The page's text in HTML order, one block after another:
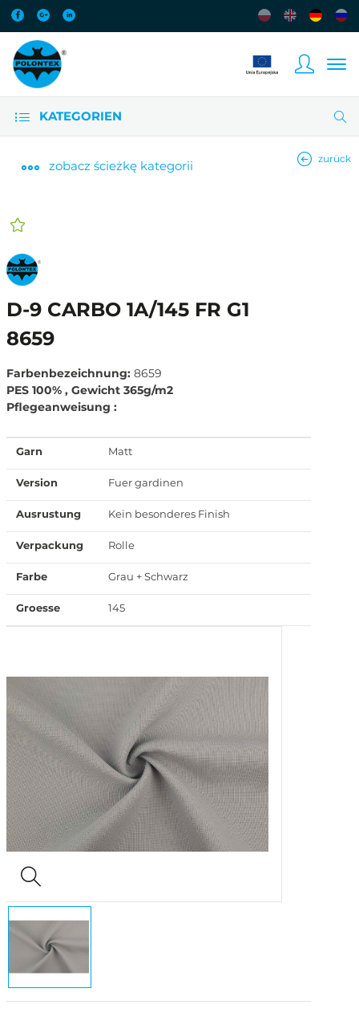
KATEGORIEN
zobacz ścieżkę kategorii zurück
D-9 CARBO 1A/145 FR G1
8659
Farbenbezeichnung: 8659
PES 100% , Gewicht 365g/m2
Pflegeanweisung :
Garn Matt
Version Fuer gardinen
Ausrustung Kein besonderes Finish
Verpackung Rolle
Farbe Grau + Schwarz
Groesse 145